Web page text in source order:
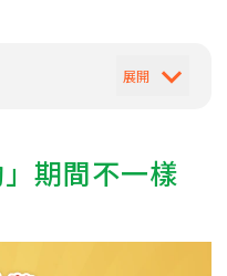
期間不一樣